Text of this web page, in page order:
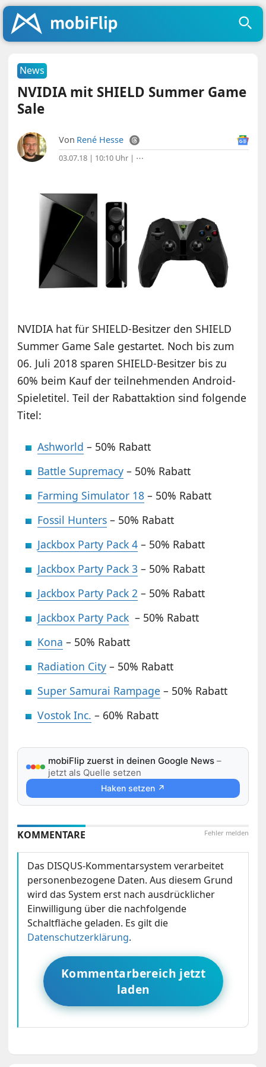
News
NVIDIA mit SHIELD Summer Game
Sale
Von René Hesse
03.07.18 | 10:10 Uhr | ⋯
NVIDIA hat für SHIELD-Besitzer den SHIELD
Summer Game Sale gestartet. Noch bis zum
06. Juli 2018 sparen SHIELD-Besitzer bis zu
60% beim Kauf der teilnehmenden Android-
Spieletitel. Teil der Rabattaktion sind folgende
Titel:
Ashworld – 50% Rabatt
Battle Supremacy – 50% Rabatt
Farming Simulator 18 – 50% Rabatt
Fossil Hunters – 50% Rabatt
Jackbox Party Pack 4 – 50% Rabatt
Jackbox Party Pack 3 – 50% Rabatt
Jackbox Party Pack 2 – 50% Rabatt
Jackbox Party Pack – 50% Rabatt
Kona – 50% Rabatt
Radiation City – 50% Rabatt
Super Samurai Rampage – 50% Rabatt
Vostok Inc. – 60% Rabatt
mobiFlip zuerst in deinen Google News –
jetzt als Quelle setzen
Haken setzen ↗
Fehler melden
KOMMENTARE
Das DISQUS-Kommentarsystem verarbeitet
personenbezogene Daten. Aus diesem Grund
wird das System erst nach ausdrücklicher
Einwilligung über die nachfolgende
Schaltfläche geladen. Es gilt die
Datenschutzerklärung.
Kommentarbereich jetzt
laden